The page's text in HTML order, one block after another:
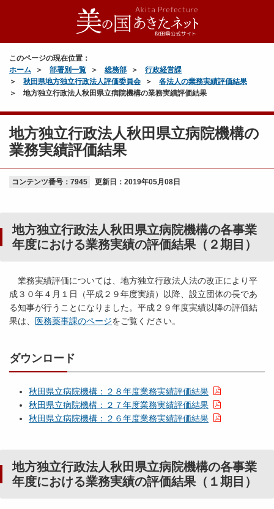
このページの現在位置：
ホーム
部署別一覧 総務部
行政経営課
秋田県地方独立行政法人評価委員会
各法人の業務実績評価結果
地方独立行政法人秋田県立病院機構の業務実績評価結果
地方独立行政法人秋田県立病院機構の
業務実績評価結果
コンテンツ番号：7945 更新日： 2019年05月08日
地方独立行政法人秋田県立病院機構の各事業
年度における業務実績の評価結果（２期目）
業務実績評価については、地方独立行政法人法の改正により平
成３０年４月１日（平成２９年度実績）以降、設立団体の長であ
る知事が行うことになりました。平成２９年度実績以降の評価結
果は、
医務薬事課のページをご覧ください。
ダウンロード
秋田県立病院機構：２８年度業務実績評価結果
秋田県立病院機構：２７年度業務実績評価結果
秋田県立病院機構：２６年度業務実績評価結果
地方独立行政法人秋田県立病院機構の各事業
年度における業務実績の評価結果（１期目）